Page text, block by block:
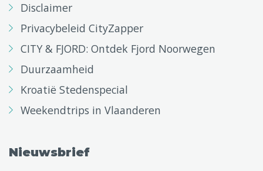
Disclaimer
Privacybeleid CityZapper
CITY & FJORD: Ontdek Fjord Noorwegen
Duurzaamheid
Kroatië Stedenspecial
Weekendtrips in Vlaanderen
Nieuwsbrief